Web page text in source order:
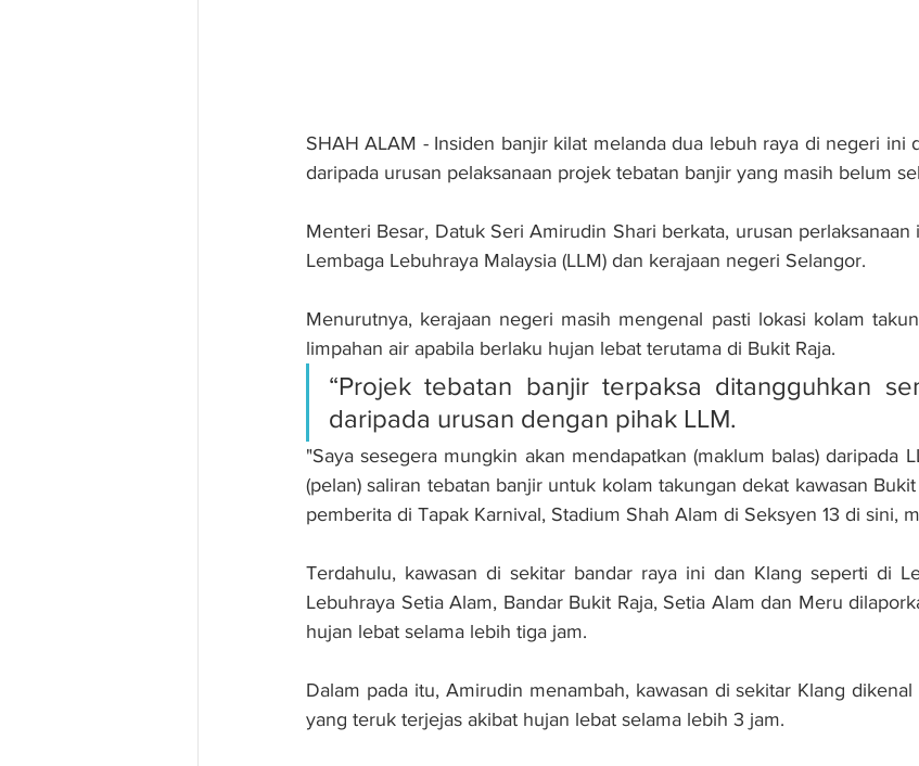
SHAH ALAM - Insiden banjir kilat melanda dua lebuh raya di negeri ini
daripada urusan pelaksanaan projek tebatan banjir yang masih belum
Menteri Besar, Datuk Seri Amirudin Shari berkata, urusan
Lembaga Lebuhraya Malaysia (LLM) dan kerajaan negeri Selangor.
Menurutnya, kerajaan negeri masih mengenal pasti lokasi kolam
limpahan air apabila berlaku hujan lebat terutama di Bukit Raja.
“Projek tebatan banjir terpaksa ditangguhkan
daripada urusan dengan pihak LLM.
"Saya sesegera mungkin akan mendapatkan (maklum balas) daripada
(pelan) saliran tebatan banjir untuk kolam takungan dekat kawasan
pemberita di Tapak Karnival, Stadium Shah Alam di Seksyen 13 di sini,
Terdahulu, kawasan di sekitar bandar raya ini dan Klang seperti di
Lebuhraya Setia Alam, Bandar Bukit Raja, Setia Alam dan Meru
hujan lebat selama lebih tiga jam.
Dalam pada itu, Amirudin menambah, kawasan di sekitar Klang dikenal
yang teruk terjejas akibat hujan lebat selama lebih 3 jam.